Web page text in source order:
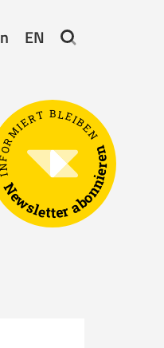
EN
BLEIBEN
abonnieren